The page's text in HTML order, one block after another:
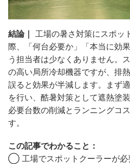
結論｜ 工場の暑さ対策にスポッ
際、「何台必要か」「本当に効
う担当者は少なくありません。
の高い局所冷却機器ですが、排
誤ると効果が半減します。まず
を行い、酷暑対策として遮熱塗
必要台数の削減とランニングコ
す。
この記事でわかること：
◯ 工場でスポットクーラーが必